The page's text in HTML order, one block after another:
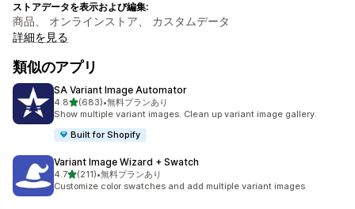
ストアデータを表示および編集:
商品、 オンラインストア、 カスタムデータ
詳細を見る
類似のアプリ
SA Variant Image Automator
4.85つ星中
(683)
合計レビュー数：683件
•無料プランあり
Show multiple variant images. Clean up variant image gallery.
Built for Shopify
Variant Image Wizard + Swatch
4.75つ星中
(211)
合計レビュー数：211件
•無料プランあり
Customize color swatches and add multiple variant images